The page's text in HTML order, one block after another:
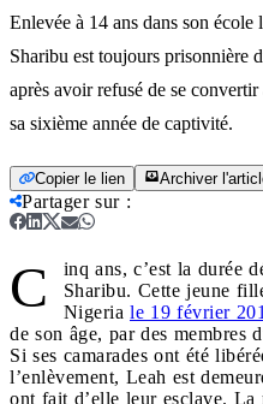
Enlevée à 14 ans dans son
Sharibu est toujours prisonnière
après avoir refusé de se
sa sixième année de captivité.
Copier le lien Archiver
Partager sur:
C
inq ans, c’est la durée
Sharibu. Cette jeune
Nigeria le 19 février
de son âge, par des membres
Si ses camarades ont été
l’enlèvement, Leah est
ont fait d’elle leur esclave.